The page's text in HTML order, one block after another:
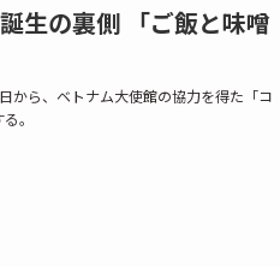
生の裏側 「ご飯と味噌
から、ベトナム大使館の協力を得た「コ
。